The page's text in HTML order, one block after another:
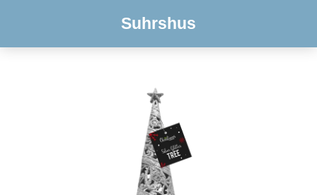
Suhrshus